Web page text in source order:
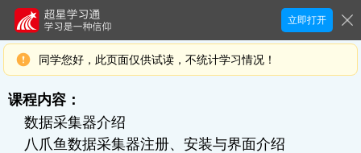
立即打开
同学您好，此页面仅供试读，不统计学习情况！
课程内容：
数据采集器介绍
八爪鱼数据采集器注册、安装与界面介绍